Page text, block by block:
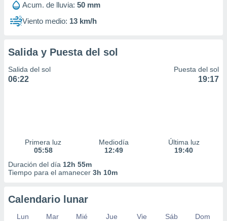
publicidad
de
Acum. de lluvia: 50 mm
Viento medio: 13 km/h
Salida y Puesta del sol
Salida del sol
06:22
Puesta del sol
19:17
Primera luz
05:58
Mediodía
12:49
Última luz
19:40
Duración del día 12h 55m
Tiempo para el amanecer 3h 10m
Calendario lunar
Lun Mar Mié Jue Vie Sáb
Dom